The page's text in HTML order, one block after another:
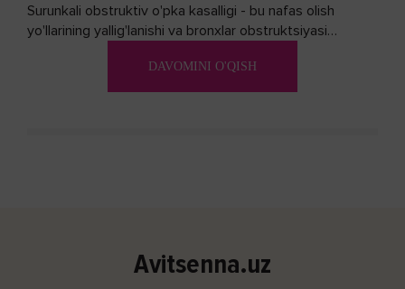
Surunkali obstruktiv o'pka kasalligi - bu nafas olish
yo'llarining yallig'lanishi va bronxlar obstruktsiyasi
DAVOMINI O'QISH
Avitsenna.uz